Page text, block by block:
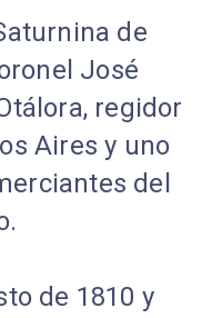
de
José
regidor
Aires y uno
del
de 1810 y